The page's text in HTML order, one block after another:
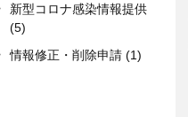
新型コロナ感染情報提供
(5)
情報修正・削除申請 (1)